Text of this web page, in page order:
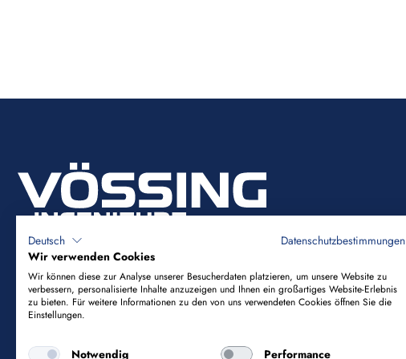
Vössing Ingenieurgesellschaft mbH
Brunnenstraße 29-31
Deutsch
Datenschutzbestimmungen
Wir verwenden Cookies
Wir können diese zur Analyse unserer Besucherdaten platzieren, um unsere Website zu
verbessern, personalisierte Inhalte anzuzeigen und Ihnen ein großartiges Website-Erlebnis
zu bieten. Für weitere Informationen zu den von uns verwendeten Cookies öffnen Sie die
Einstellungen.
Notwendig Performance